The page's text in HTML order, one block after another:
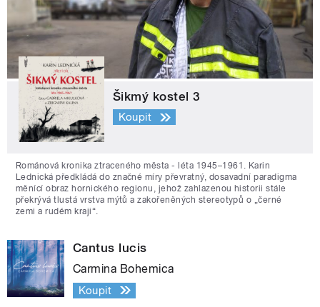
Šikmý kostel 3
Koupit
Románová kronika ztraceného města - léta 1945–1961. Karin
Lednická předkládá do značné míry převratný, dosavadní paradigma
měnící obraz hornického regionu, jehož zahlazenou historii stále
překrývá tlustá vrstva mýtů a zakořeněných stereotypů o „černé
zemi a rudém kraji“.
Cantus lucis
Carmina Bohemica
Koupit